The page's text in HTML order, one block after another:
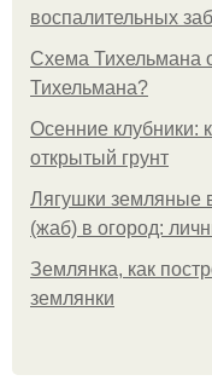
воспалительных
Схема Тихельмана
Тихельмана?
Осенние клубники:
открытый грунт
Лягушки земляные
(жаб) в огород:
Землянка, как
землянки